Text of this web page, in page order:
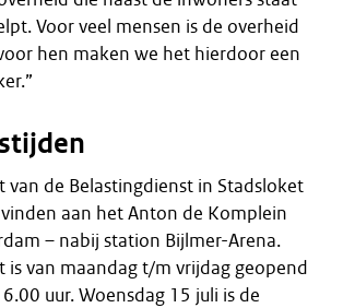
Voor veel mensen is de overheid
hen maken we het hierdoor een
van de Belastingdienst in Stadsloket
aan het Anton de Komplein
– nabij station Bijlmer-Arena.
is van maandag t/m vrijdag geopend
uur. Woensdag 15 juli is de